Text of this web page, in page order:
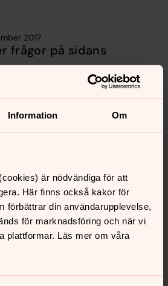
Information Om
är nödvändiga för att
Här finns också kakor för
förbättrar din användarupplevelse,
för marknadsföring och när vi
plattformar. Läs mer om våra
2017
frågor på sidans